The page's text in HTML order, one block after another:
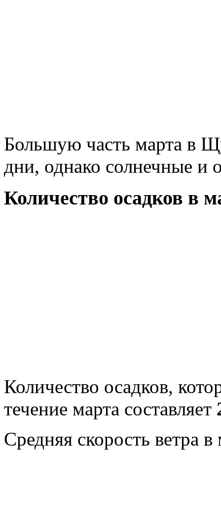
Большую часть марта в
дни, однако солнечные и
Количество осадков в
Количество осадков,
течение марта составляет
Средняя скорость ветра